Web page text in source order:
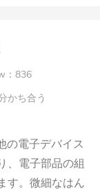
：836
かち合う
の電子デバイス
、電子部品の組
す。微細なはん